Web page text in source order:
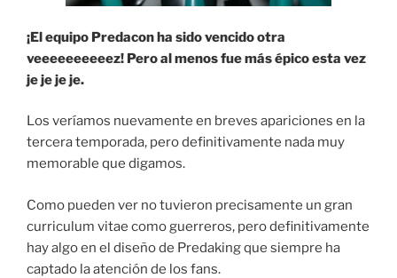
¡El equipo Predacon ha sido vencido otra
veeeeeeeeeez! Pero al menos fue más épico esta vez
je je je je.
Los veríamos nuevamente en breves apariciones en la
tercera temporada, pero definitivamente nada muy
memorable que digamos.
Como pueden ver no tuvieron precisamente un gran
curriculum vitae como guerreros, pero definitivamente
hay algo en el diseño de Predaking que siempre ha
captado la atención de los fans.